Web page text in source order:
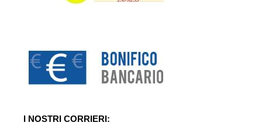
I NOSTRI CORRIERI: